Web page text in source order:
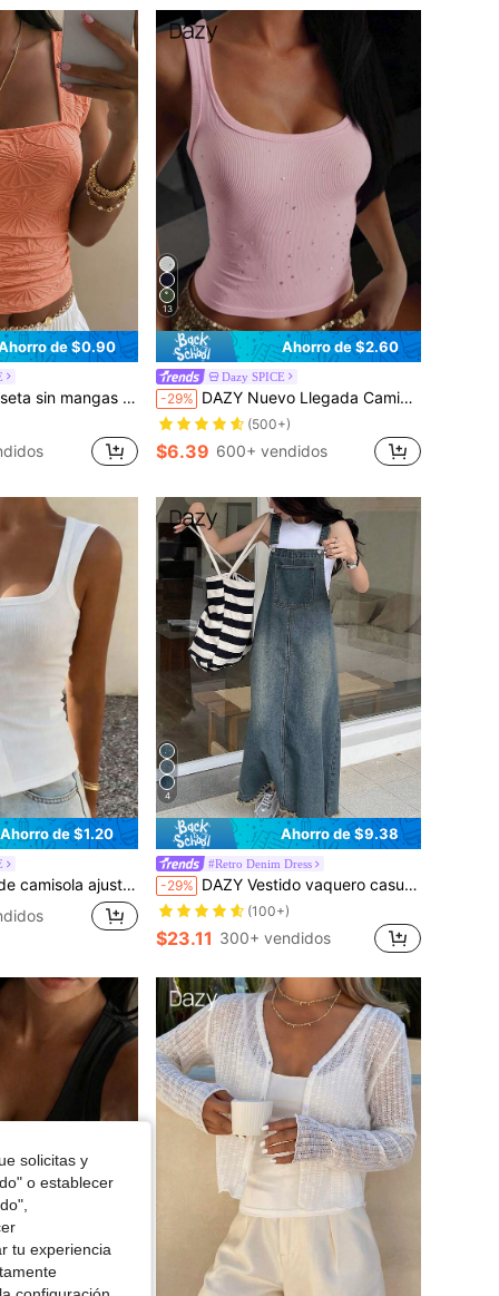
de $0.90
cuello cuadrado, tirantes anchos, ajustada, con relieve, estilo Y2K
13
Ahorro de $2.60
Dazy SPICE
-29% DAZY Nuevo Llegada Camiseta Ajustada de Mujer con Decoración de Rhinestones para Otoño/Invierno
(500+)
$6.39 600+ vendidos
Ahorro de $1.20
para mujer, tops cortos de verano para mujer para salir, top halter
4
Ahorro de $9.38
#Retro Denim Dress
-29% DAZY Vestido vaquero casual de mujer con tirantes anchos, bolsillos y botones, vestido largo tipo sundress
(100+)
$23.11 300+ vendidos
solicitas y
o establecer
tu experiencia